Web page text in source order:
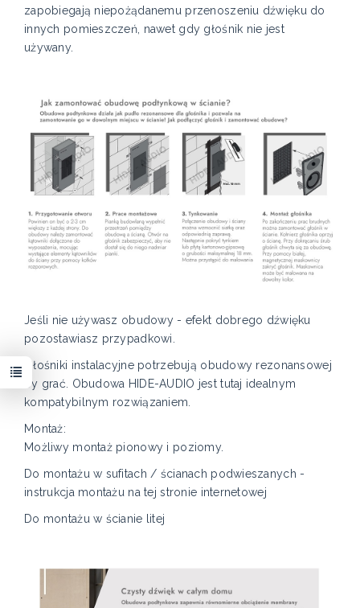
zapobiegają niepożądanemu przenoszeniu dźwięku do
innych pomieszczeń, nawet gdy głośnik nie jest
używany.
Jeśli nie używasz obudowy - efekt dobrego dźwięku
pozostawiasz przypadkowi.
Głośniki instalacyjne potrzebują obudowy rezonansowej
by grać. Obudowa HIDE-AUDIO jest tutaj idealnym
kompatybilnym rozwiązaniem.
Montaż:
Możliwy montaż pionowy i poziomy.
Do montażu w sufitach / ścianach podwieszanych -
instrukcja montażu na tej stronie internetowej
Do montażu w ścianie litej